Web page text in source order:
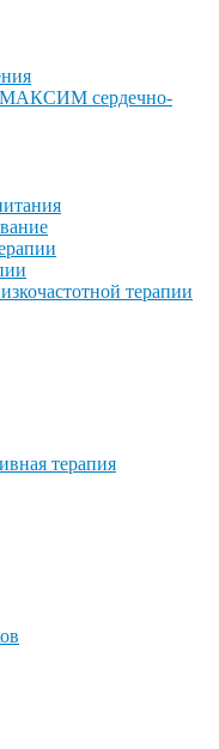
сердечно-
терапии
терапия